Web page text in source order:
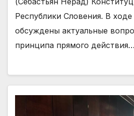
Республики Словения. В
обсуждены актуальные
принципа прямого действия…